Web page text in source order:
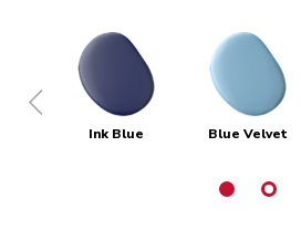
Ink Blue Blue Velvet